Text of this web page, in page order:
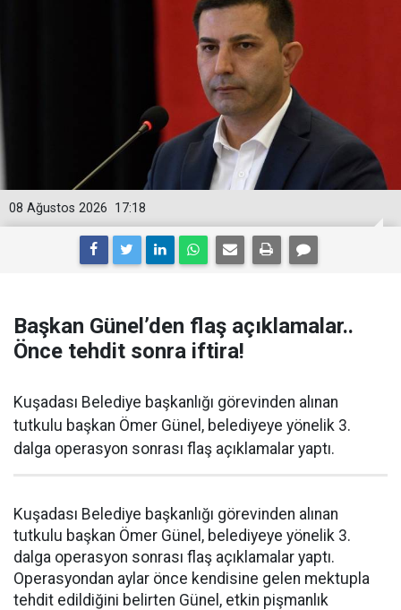
17:18
08 Ağustos 2026
Başkan Günel’den flaş açıklamalar..
Önce tehdit sonra iftira!
Kuşadası Belediye başkanlığı görevinden alınan
tutkulu başkan Ömer Günel, belediyeye yönelik 3.
dalga operasyon sonrası flaş açıklamalar yaptı.
Kuşadası Belediye başkanlığı görevinden alınan
tutkulu başkan Ömer Günel, belediyeye yönelik 3.
dalga operasyon sonrası flaş açıklamalar yaptı.
Operasyondan aylar önce kendisine gelen mektupla
tehdit edildiğini belirten Günel, etkin pişmanlık